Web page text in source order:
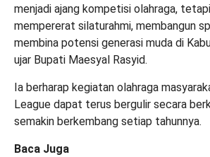
menjadi ajang kompetisi olahraga,
mempererat silaturahmi, membangun
membina potensi generasi muda di
ujar Bupati Maesyal Rasyid.
Ia berharap kegiatan olahraga
League dapat terus bergulir secara
semakin berkembang setiap tahunnya.
Baca Juga